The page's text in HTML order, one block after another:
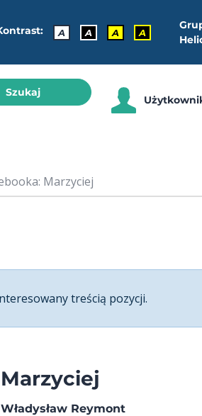
A A A A
Szukaj
Marzyciej
treścią pozycji.
Marzyciej
Władysław Reymont